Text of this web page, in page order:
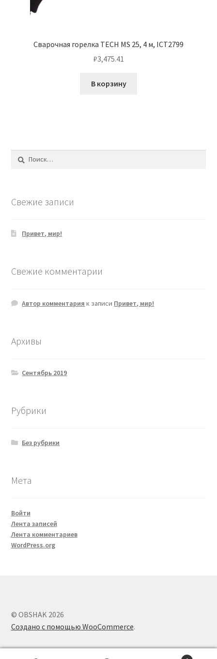
Сварочная горелка TECH MS 25, 4 м, ICT2799
₽3,475.41
В корзину
Свежие записи
Привет, мир!
Свежие комментарии
Автор комментария к записи Привет, мир!
Архивы
Сентябрь 2019
Рубрики
Без рубрики
Мета
Войти
Лента записей
Лента комментариев
WordPress.org
© OBSHAK 2026
Создано с помощью WooCommerce.